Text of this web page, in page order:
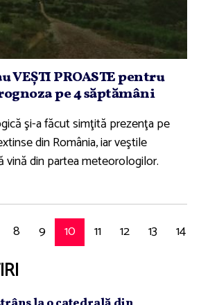
VEŞTI PROASTE pentru
pe 4 săptămâni
şi-a făcut simţită prezenţa pe
din România, iar veştile
vină din partea meteorologilor.
8 9 10 11 12 13 14